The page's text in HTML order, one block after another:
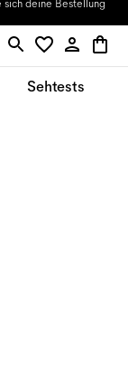
deine Bestellung
Sehtests